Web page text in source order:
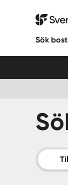
Svensk
Sök